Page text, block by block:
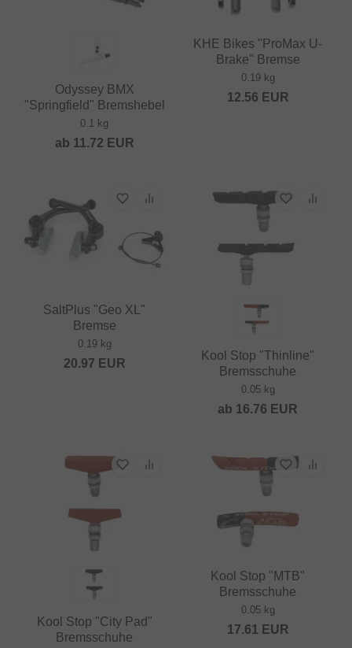
Odyssey BMX
"Springfield" Bremshebel
0.1 kg
ab 11.72 EUR
KHE Bikes "ProMax U-
Brake" Bremse
0.19 kg
12.56 EUR
SaltPlus "Geo XL"
Bremse
0.19 kg
20.97 EUR
Kool Stop "Thinline"
Bremsschuhe
0.05 kg
ab 16.76 EUR
Kool Stop "City Pad"
Bremsschuhe
Kool Stop "MTB"
Bremsschuhe
0.05 kg
17.61 EUR